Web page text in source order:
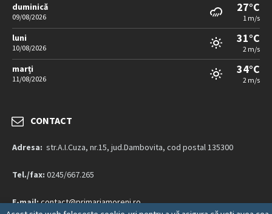
duminică
09/08/2026
27°C
1 m/s
luni
10/08/2026
31°C
2 m/s
marți
11/08/2026
34°C
2 m/s
CONTACT
Adresa: str.A.I.Cuza, nr.15, jud.Dambovita, cod postal 135300
Tel./fax: 0245/667.265
E-mail:contact@primariamoreni.ro